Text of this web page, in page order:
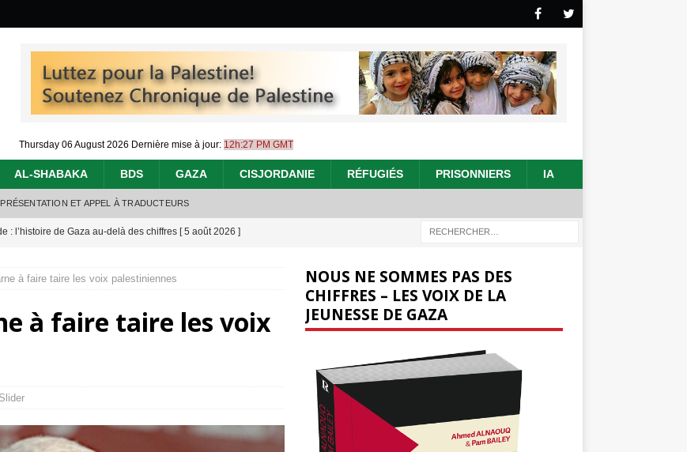
Thursday 06 August 2026 Dernière mise à jour: 12h:27 PM GMT
AL-SHABAKA BDS GAZA CISJORDANIE RÉFUGIÉS PRISONNIERS IA
PRÉSENTATION ET APPEL À TRADUCTEURS
: l’histoire de Gaza au-delà des chiffres [ 5 août 2026 ]
un « accord de paix » à Gaza, les Israéliens multiplie les
« processus de paix » à Gaza et la propagande occidentale
à faire taire les voix palestiniennes
à faire taire les voix
Slider
NOUS NE SOMMES PAS DES
CHIFFRES – LES VOIX DE LA
JEUNESSE DE GAZA